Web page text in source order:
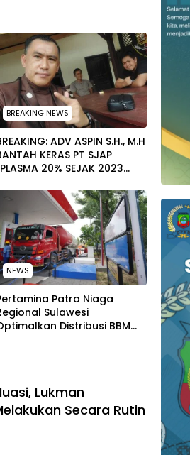
BREAKING NEWS
ADV ASPIN S.H., M.H
KERAS PT SJAP
20% SEJAK 2023
WAWOONE!
NEWS
Patra Niaga
Sulawesi
Distribusi BBM
Lukman
Secara Rutin